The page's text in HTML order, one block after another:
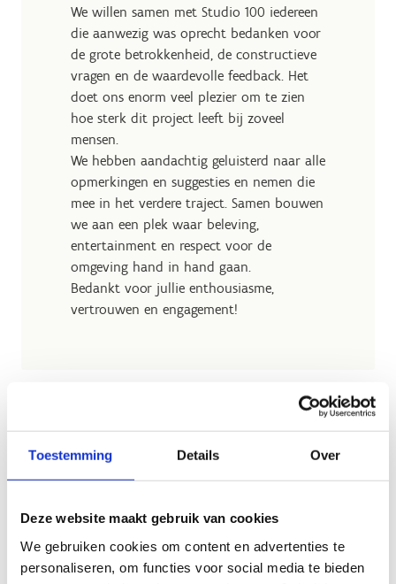
Toestemming Details Over
Deze website maakt gebruik van cookies
We gebruiken cookies om content en advertenties te
personaliseren, om functies voor social media te bieden
We willen samen met Studio 100 iedereen
die aanwezig was oprecht bedanken voor
de grote betrokkenheid, de constructieve
vragen en de waardevolle feedback. Het
doet ons enorm veel plezier om te zien
hoe sterk dit project leeft bij zoveel
mensen.
We hebben aandachtig geluisterd naar alle
opmerkingen en suggesties en nemen die
mee in het verdere traject. Samen bouwen
we aan een plek waar beleving,
entertainment en respect voor de
omgeving hand in hand gaan.
Bedankt voor jullie enthousiasme,
vertrouwen en engagement!
Waarom een tijdelijk
Het Pop-Up Theater in Puurs sloot vorig